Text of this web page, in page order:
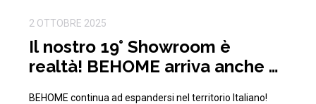
2 OTTOBRE 2025
Il nostro 19° Showroom è
realtà! BEHOME arriva anche a
BEHOME continua ad espandersi nel territorio Italiano!